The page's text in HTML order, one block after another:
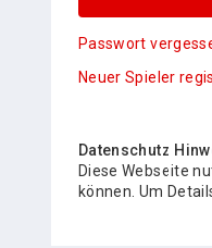
Passwort
Neuer Spieler
Datenschutz
Diese Webseite
können. Um